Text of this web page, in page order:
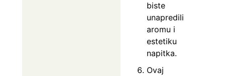
biste
unapredili
aromu i
estetiku
napitka.
Ovaj